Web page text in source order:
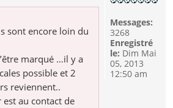
sont encore loin du
marqué …il y a
possible et 2
reviennent..
au contact de
Messages:
3268
Enregistré
le: Dim Mai
05, 2013
12:50 am